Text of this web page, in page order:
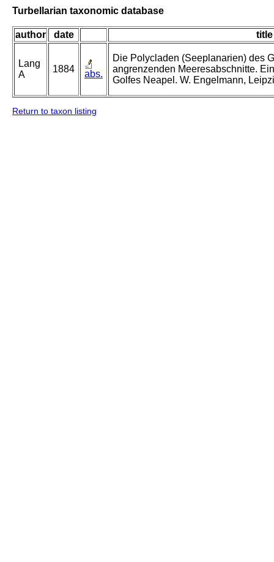
Turbellarian taxonomic database
author date title
Lang
A
1884 abs.
Die Polycladen (Seeplanarien) des
angrenzenden Meeresabschnitte.
Golfes Neapel. W. Engelmann,
Return to taxon listing